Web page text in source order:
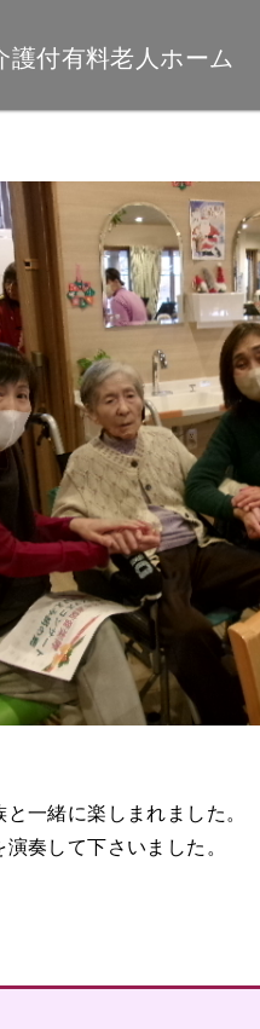
護付有料老人ホーム
一緒に楽しまれました。
奏して下さいました。